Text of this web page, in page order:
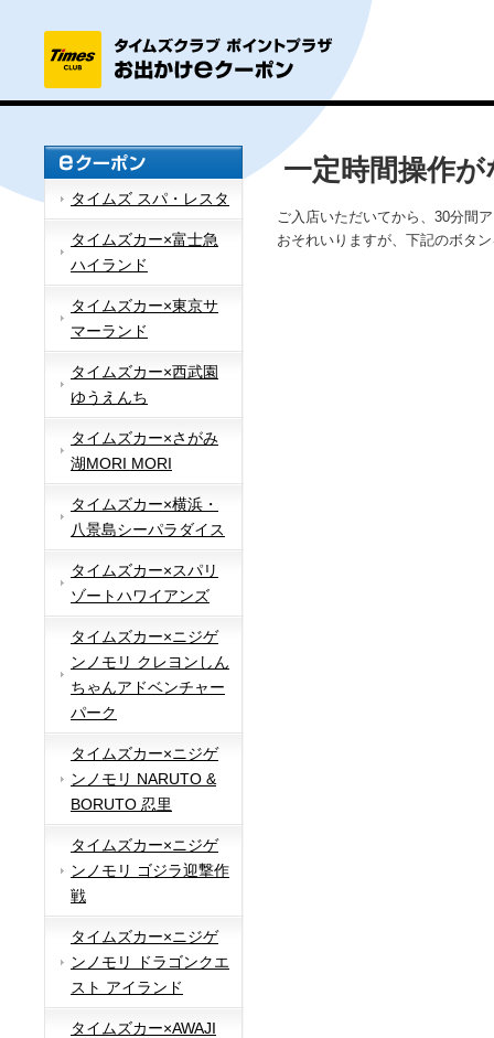
タイムズ スパ・レスタ
タイムズカー×富士急
ハイランド
タイムズカー×東京サ
マーランド
タイムズカー×西武園
ゆうえんち
タイムズカー×さがみ
湖MORI MORI
タイムズカー×横浜・
八景島シーパラダイス
タイムズカー×スパリ
ゾートハワイアンズ
タイムズカー×ニジゲ
ンノモリ クレヨンしん
ちゃんアドベンチャー
パーク
タイムズカー×ニジゲ
ンノモリ NARUTO &
BORUTO 忍里
タイムズカー×ニジゲ
ンノモリ ゴジラ迎撃作
戦
タイムズカー×ニジゲ
ンノモリ ドラゴンクエ
スト アイランド
タイムズカー×AWAJI
一定時間操作
ご入店いただいてから、30分間
おそれいりますが、下記のボタ